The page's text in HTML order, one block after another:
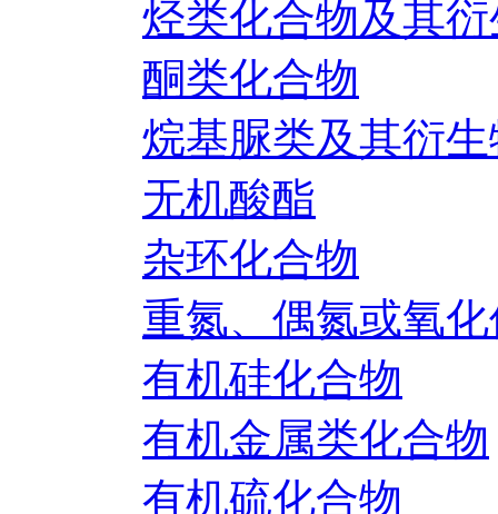
烃类化合物及其
酮类化合物
烷基脲类及其衍
无机酸酯
杂环化合物
重氮、偶氮或氧
有机硅化合物
有机金属类化合物
有机硫化合物